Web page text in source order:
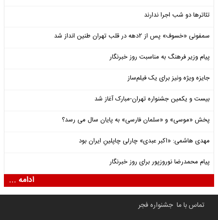
تئاترها دو شب اجرا ندارند
سمفونی «خسوف» پس از ۲دهه در قلب تهران طنین انداز شد
پیام وزیر فرهنگ به مناسبت روز خبرنگار
جایزه ویژه ونیز برای یک فیلم‌ساز
بیست و یکمین جشنواره تهران-مبارک آغاز شد
پخش «موسی» و «سلمان فارسی» به پایان سال می رسد؟
مهدی هاشمی: «اکبر عبدی» چارلی چاپلینِ ایران بود
پیام محمدرضا نوروزپور برای روز خبرنگار
ادامه ...
تماس با ما جشنواره فجر